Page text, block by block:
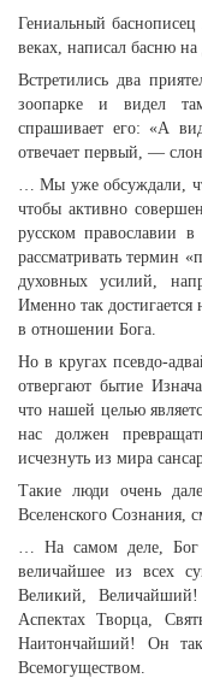
Гениальный
веках, написал басню
Встретились два
зоопарке и видел
спрашивает его: «А
отвечает первый, —
… Мы уже обсуждали,
чтобы активно
русском православии
рассматривать термин
духовных усилий,
Именно так достигается
в отношении Бога.
Но в кругах псевдо-
отвергают бытие
что нашей целью
нас должен
исчезнуть из мира
Такие люди очень
Вселенского
… На самом деле, Бог
величайшее из всех
Великий,
Аспектах Творца,
Наитончайший! Он
Всемогуществом.